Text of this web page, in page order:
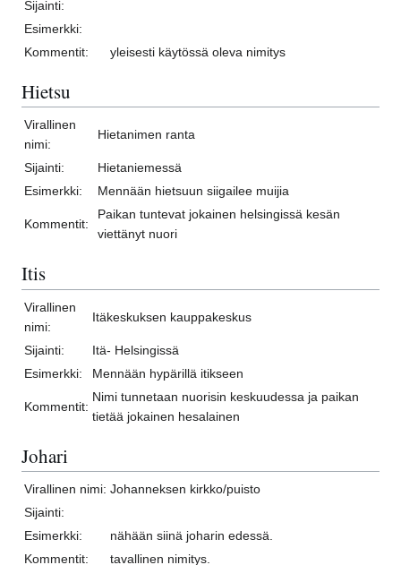
Sijainti:
Esimerkki:
Kommentit:
yleisesti käytössä oleva nimitys
Hietsu
Virallinen
nimi:
Hietanimen ranta
Sijainti:
Hietaniemessä
Esimerkki:
Mennään hietsuun siigailee muijia
Kommentit:
Paikan tuntevat jokainen helsingissä kesän
viettänyt nuori
Itis
Virallinen
nimi:
Itäkeskuksen kauppakeskus
Sijainti:
Itä- Helsingissä
Esimerkki:
Mennään hypärillä itikseen
Kommentit:
Nimi tunnetaan nuorisin keskuudessa ja paikan
tietää jokainen hesalainen
Johari
Virallinen nimi: Johanneksen kirkko/puisto
Sijainti:
Esimerkki:
nähään siinä joharin edessä.
Kommentit:
tavallinen nimitys.